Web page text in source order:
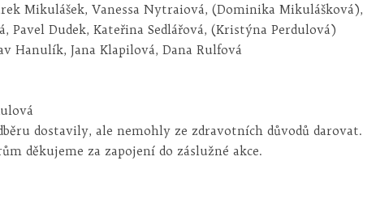
Mikulášek, Vanessa Nytraiová, (Dominika Mikulášková),
Pavel Dudek, Kateřina Sedlářová, (Kristýna Perdulová)
Hanulík, Jana Klapilová, Dana Rulfová
dostavily, ale nemohly ze zdravotních důvodů darovat.
děkujeme za zapojení do záslužné akce.